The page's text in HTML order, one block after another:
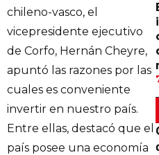
chileno-vasco, el
vicepresidente ejecutivo
de Corfo, Hernán Cheyre,
apuntó las razones por las
cuales es conveniente
invertir en nuestro país.
Entre ellas, destacó que el
país posee una economía